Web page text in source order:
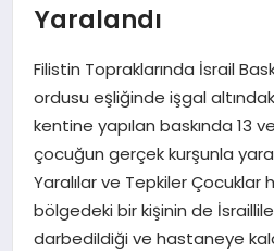
GÜNDEM
MAGAZIN
SAĞLIK
TEKNOLOJI
Yaralandı
Filistin Topraklarında İsrail
ordusu eşliğinde işgal altındaki
kentine yapılan baskında 13
çocuğun gerçek kurşunla
Yaralılar ve Tepkiler Çocuklar
bölgedeki bir kişinin de
darbedildiği ve hastaneye